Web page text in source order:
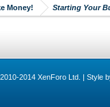
Money! Starting Your
2014 XenForo Ltd. | Style